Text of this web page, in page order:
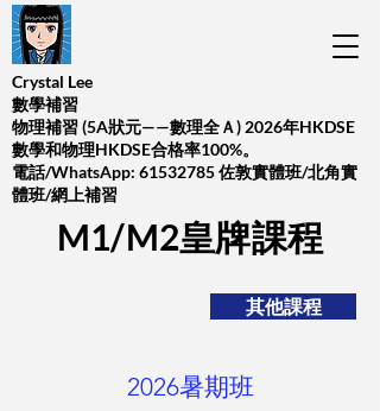
Crystal Lee
數學補習
​物理補習 (5A狀元——數理全Ａ) 2026年HKDSE
數學和物理HKDSE合格率100%。
​電話/WhatsApp: 61532785佐敦實體班/北角實
體班/網上補習
M1/M2皇牌課程
其他課程
2026暑期班